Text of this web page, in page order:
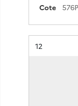
Cote
Résultat n°
12